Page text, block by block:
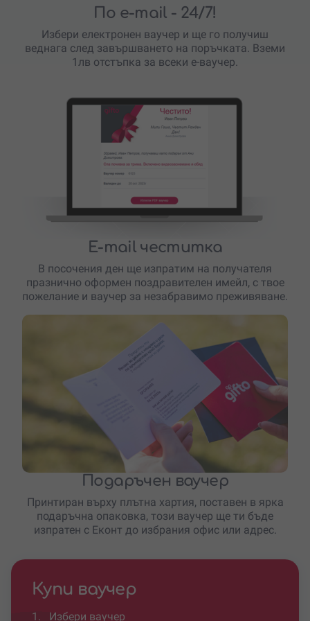
По e-mail - 24/7!
Избери електронен ваучер и ще го получиш
веднага след завършването на поръчката. Вземи
1лв отстъпка за всеки е-ваучер.
E-mail честитка
В посочения ден ще изпратим на получателя
празнично оформен поздравителен имейл, с твое
пожелание и ваучер за незабравимо преживяване.
Подаръчен ваучер
Принтиран върху плътна хартия, поставен в ярка
подаръчна опаковка, този ваучер ще ти бъде
изпратен с Еконт до избрания офис или адрес.
Купи ваучер
1. Избери ваучер